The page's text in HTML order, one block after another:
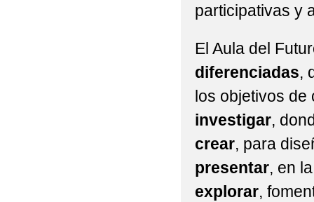
participativas y
El Aula del
diferenciadas,
los objetivos
investigar,
crear, para
presentar, en
explorar,